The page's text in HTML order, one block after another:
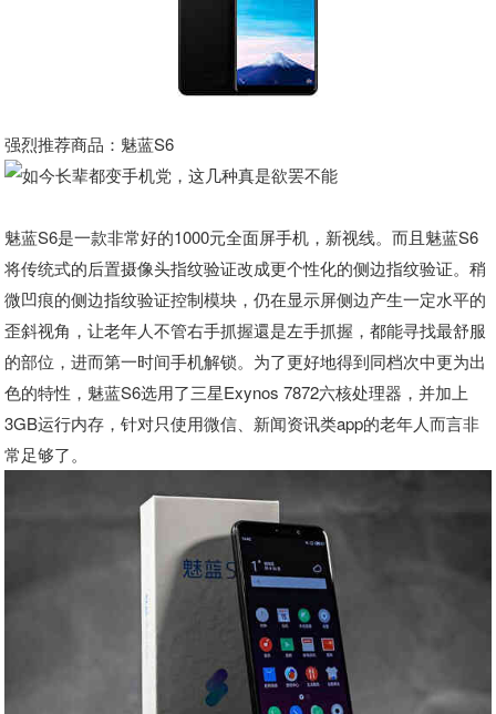
强烈推荐商品：魅蓝S6
魅蓝S6是一款非常好的1000元全面屏手机，新视线。而且魅蓝S6
将传统式的后置摄像头指纹验证改成更个性化的侧边指纹验证。稍
微凹痕的侧边指纹验证控制模块，仍在显示屏侧边产生一定水平的
歪斜视角，让老年人不管右手抓握還是左手抓握，都能寻找最舒服
的部位，进而第一时间手机解锁。为了更好地得到同档次中更为出
色的特性，魅蓝S6选用了三星Exynos 7872六核处理器，并加上
3GB运行内存，针对只使用微信、新闻资讯类app的老年人而言非
常足够了。